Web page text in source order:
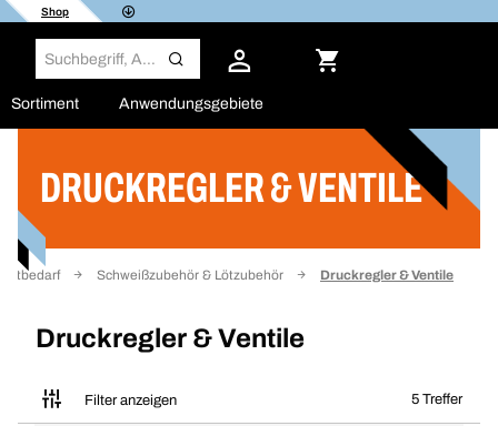
Shop
Sortiment Anwendungsgebiete
DRUCKREGLER & VENTILE
Schweißzubehör & Lötzubehör Druckregler & Ventile
Druckregler & Ventile
Filter anzeigen 5 Treffer
Filter